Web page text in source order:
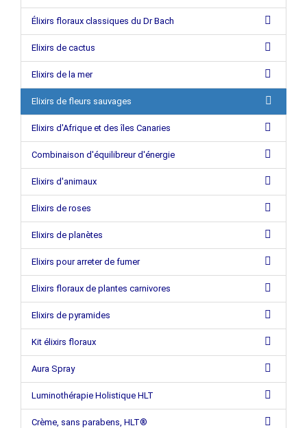
Élixirs floraux classiques du Dr Bach
Elixirs de cactus
Elixirs de la mer
Elixirs de fleurs sauvages
Elixirs d'Afrique et des îles Canaries
Combinaison d'équilibreur d'énergie
Elixirs d'animaux
Elixirs de roses
Elixirs de planètes
Elixirs pour arreter de fumer
Elixirs floraux de plantes carnivores
Elixirs de pyramides
Kit élixirs floraux
Aura Spray
Luminothérapie Holistique HLT
Crème, sans parabens, HLT®